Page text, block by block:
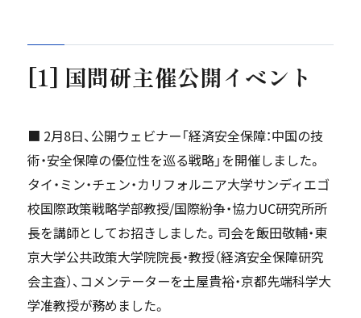
[1] 国問研主催公開イベント
■ 2月8日、公開ウェビナー「経済安全保障：中国の技
術・安全保障の優位性を巡る戦略」を開催しました。
タイ・ミン・チェン・カリフォルニア大学サンディエゴ
校国際政策戦略学部教授/国際紛争・協力UC研究所所
長を講師としてお招きしました。司会を飯田敬輔・東
京大学公共政策大学院院長・教授（経済安全保障研究
会主査）、コメンテーターを土屋貴裕・京都先端科学大
学准教授が務めました。